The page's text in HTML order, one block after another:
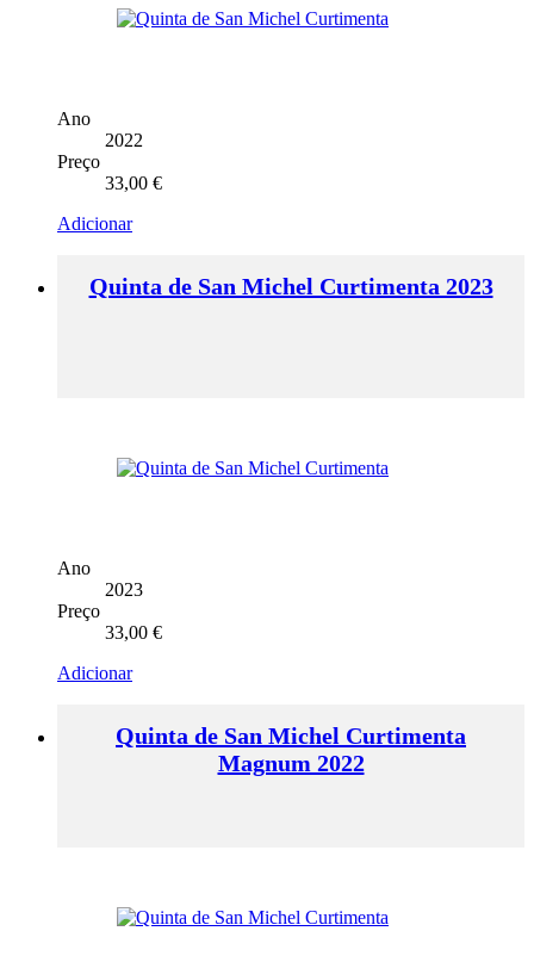
Ano
2022
Preço
33,00 €
Adicionar
Quinta de San Michel Curtimenta 2023
Ano
2023
Preço
33,00 €
Adicionar
Quinta de San Michel Curtimenta
Magnum 2022